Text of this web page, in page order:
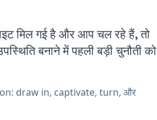
मिल गई है और आप चल रहे हैं, तो
बनाने में पहली बड़ी चुनौती को
draw in, captivate, turn, और